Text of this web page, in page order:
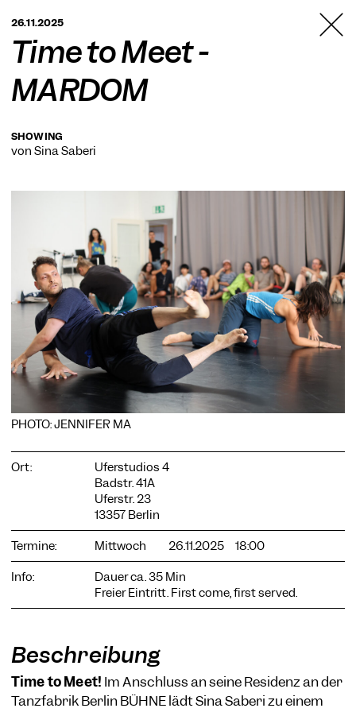
BERLIN
26.11.2025
Time to Meet -
MARDOM
SHOWING
von Sina Saberi
PHOTO: JENNIFER MA
Ort:
Uferstudios 4
Badstr. 41A
Uferstr. 23
13357 Berlin
Termine:
Mittwoch 26.11.2025
18:00
Info:
Dauer ca. 35 Min
Freier Eintritt. First come, first served.
Beschreibung
Time to Meet! Im Anschluss an seine Residenz an der
Tanzfabrik Berlin BÜHNE lädt Sina Saberi zu einem
Wir verwenden Cookies und Inhalte externer Anbieter auf
unserer Website. Notwendige Cookies sind essenziell, damit
Sie die Website nutzen können. Andere Cookies helfen uns,
die Website weiterzuentwickeln. Sie können Ihre Einwilligung
Datenschutzerklärung für weitere Informationen. Unten
können Sie auswählen, welche Technologien Sie zulassen
Notwendige Cookies
Statistiken
Nur notwendige Alle akzeptieren Speichern